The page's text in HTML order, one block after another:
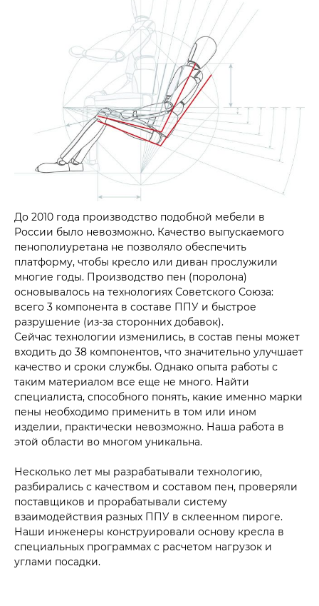
До 2010 года производство подобной мебели в
России было невозможно. Качество выпускаемого
пенополиуретана не позволяло обеспечить
платформу, чтобы кресло или диван прослужили
многие годы. Производство пен (поролона)
основывалось на технологиях Советского Союза:
всего 3 компонента в составе ППУ и быстрое
разрушение (из-за сторонних добавок).
Сейчас технологии изменились, в состав пены может
входить до 38 компонентов, что значительно улучшает
качество и сроки службы. Однако опыта работы с
таким материалом все еще не много. Найти
специалиста, способного понять, какие именно марки
пены необходимо применить в том или ином
изделии, практически невозможно. Наша работа в
этой области во многом уникальна.
Несколько лет мы разрабатывали технологию,
разбирались с качеством и составом пен, проверяли
поставщиков и прорабатывали систему
взаимодействия разных ППУ в склеенном пироге.
Наши инженеры конструировали основу кресла в
специальных программах с расчетом нагрузок и
углами посадки.